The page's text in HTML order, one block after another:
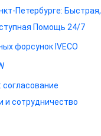
Петербурге: Быстрая,
Помощь 24/7
форсунок IVECO
и сотрудничество